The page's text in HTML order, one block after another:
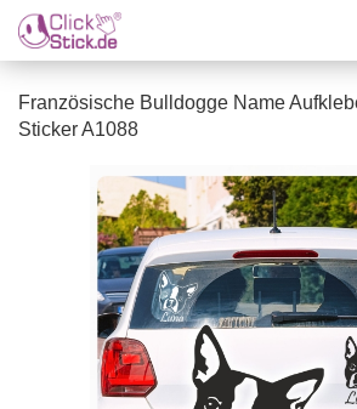
Französische Bulldogge Name
Sticker A1088